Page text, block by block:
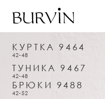
КУРТКА 9464
42-48
ТУНИКА 9467
42-48
БРЮКИ 9488
42-52